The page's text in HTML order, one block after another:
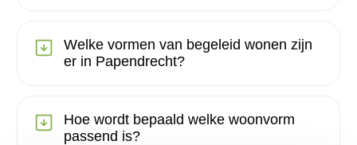
Welke vormen van begeleid wonen zijn
er in Papendrecht?
Hoe wordt bepaald welke woonvorm
passend is?